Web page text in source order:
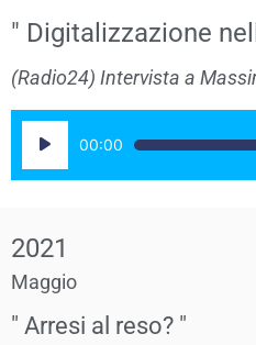
" Digitalizzazione
(Radio24) Intervista a
Player
00:00
2021
Maggio
" Arresi al reso? "